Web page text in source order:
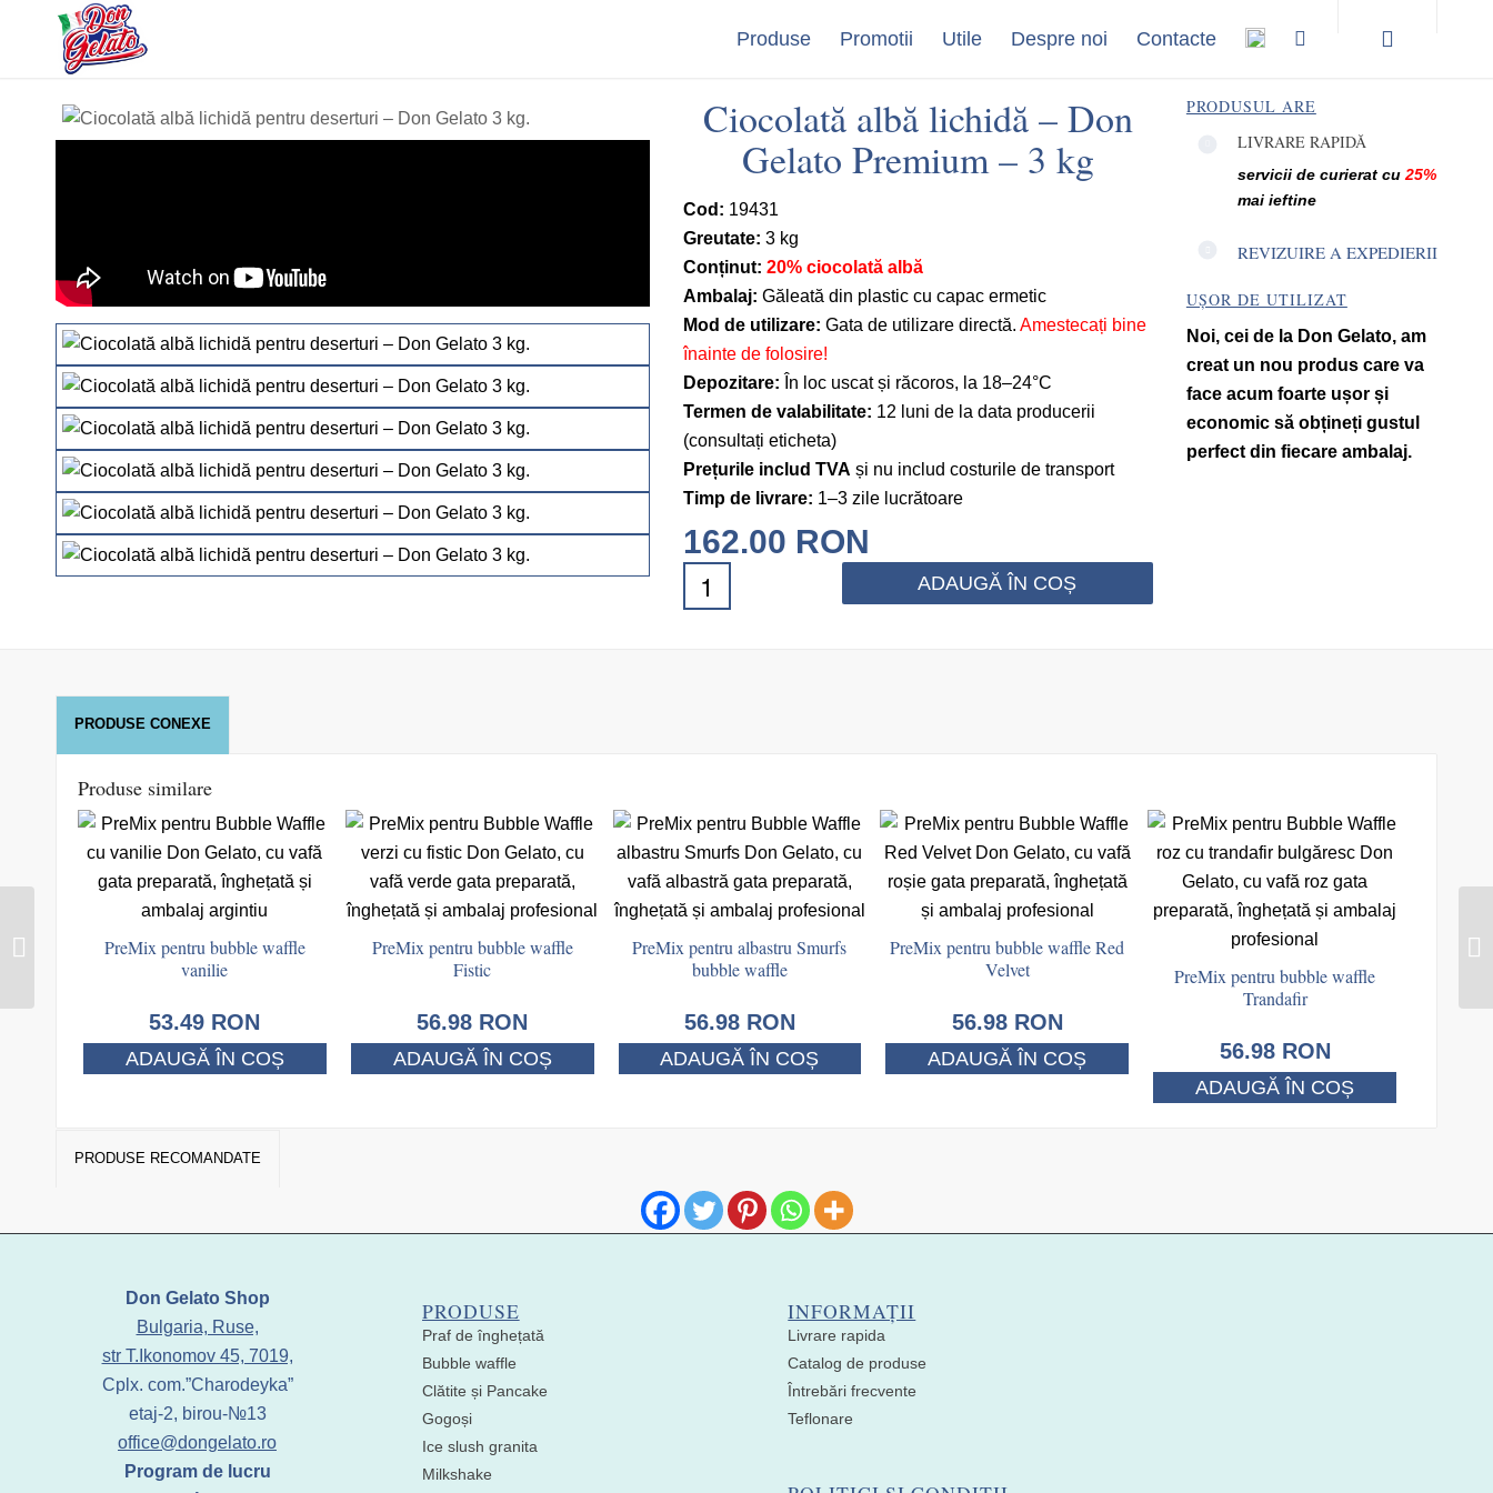
Produse Promotii Utile Despre noi Contacte
Ciocolată albă lichidă – Don
Gelato Premium – 3 kg
Cod: 19431
Greutate: 3 kg
Conținut: 20% ciocolată albă
Ambalaj: Găleată din plastic cu capac ermetic
Mod de utilizare: Gata de utilizare directă. Amestecați bine
înainte de folosire!
Depozitare: În loc uscat și răcoros, la 18–24°C
Termen de valabilitate: 12 luni de la data producerii
(consultați eticheta)
Prețurile includ TVA și nu includ costurile de transport
Timp de livrare: 1–3 zile lucrătoare
162.00 RON
ADAUGĂ ÎN COȘ
PRODUSUL ARE
LIVRARE RAPIDĂ
servicii de curierat cu 25%
mai ieftine
REVIZUIRE A EXPEDIERII
UȘOR DE UTILIZAT
Noi, cei de la Don Gelato, am
creat un nou produs care va
face acum foarte ușor și
economic să obțineți gustul
perfect din fiecare ambalaj.
PRODUSE CONEXE
Produse similare
PreMix pentru bubble waffle
vanilie
53.49 RON
ADAUGĂ ÎN COȘ
PreMix pentru bubble waffle
Fistic
56.98 RON
ADAUGĂ ÎN COȘ
PreMix pentru albastru Smurfs
bubble waffle
56.98 RON
ADAUGĂ ÎN COȘ
PreMix pentru bubble waffle Red
Velvet
56.98 RON
ADAUGĂ ÎN COȘ
PreMix pentru bubble waffle
Trandafir
56.98 RON
ADAUGĂ ÎN COȘ
PRODUSE RECOMANDATE
Don Gelato Shop
Bulgaria, Ruse,
str T.Ikonomov 45, 7019,
Cplx. com.”Charodeyka”
etaj-2, birou-№13
office@dongelato.ro
Program de lucru
PRODUSE
Praf de înghețată
Bubble waffle
Clătite și Pancake
Gogoși
Ice slush granita
Milkshake
INFORMAȚII
Livrare rapida
Catalog de produse
Întrebări frecvente
Teflonare
Don Gelato Premium –